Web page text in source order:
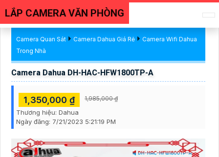
LẮP CAMERA VĂN PHÒNG
Camera Quan Sát Camera Dahua Giá Rẻ
Camera Wifi Dahua
Trong Nhà
Camera Dahua DH-HAC-HFW1800TP-A
1,350,000 ₫ 1,985,000 ₫
Thương hiệu: Dahua
Ngày đăng: 7/21/2023 5:21:19 PM